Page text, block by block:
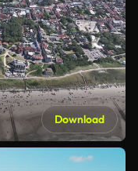
Download